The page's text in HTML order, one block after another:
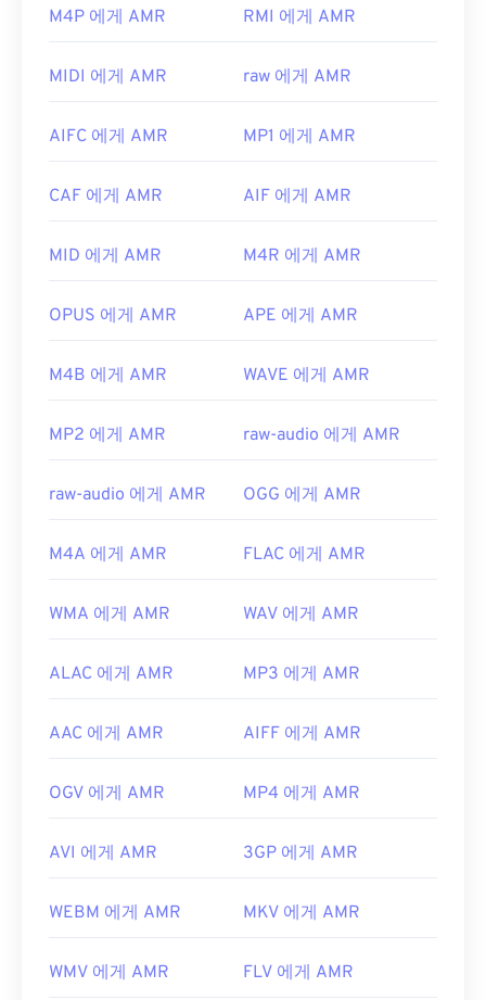
Xiph.Org Foundation
최초 출시:2003
https://xiph.org/vorbis/
AMR 파일은 MMS 메시지를 포함하여 휴대폰에서 자
있습니다. AMR은
VLC 미디어 플레이어,
RealPlayer
에서도 실행됩니다.
무료 오디오 편집 소프트웨어인Audacity
세요. AMR 파일은 압축률이 높고 협대역 신호에 집
다.
유용한 링크:
Rate_audio_codec
M4P 에게 AMR RMI 에게 AMR
MIDI 에게 AMR raw 에게 AMR
AIFC 에게 AMR MP1 에게 AMR
CAF 에게 AMR AIF 에게 AMR
MID 에게 AMR M4R 에게 AMR
OPUS 에게 AMR APE 에게 AMR
M4B 에게 AMR WAVE 에게 AMR
MP2 에게 AMR raw-audio 에게 AMR
raw-audio 에게 AMR OGG 에게 AMR
M4A 에게 AMR FLAC 에게 AMR
WMA 에게 AMR WAV 에게 AMR
ALAC 에게 AMR MP3 에게 AMR
AAC 에게 AMR AIFF 에게 AMR
OGV 에게 AMR MP4 에게 AMR
AVI 에게 AMR 3GP 에게 AMR
WEBM 에게 AMR MKV 에게 AMR
WMV 에게 AMR FLV 에게 AMR